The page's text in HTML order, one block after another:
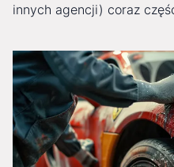
innych agencji) coraz
angielską wersję językową!